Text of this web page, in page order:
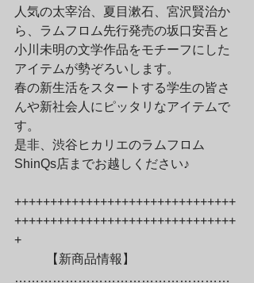
人気の太宰治、夏目漱石、宮沢賢治か
ら、ラムフロム先行発売の坂口安吾と
小川未明の文学作品をモチーフにした
アイテムが勢ぞろいします。
春の新生活をスタートする学生の皆さ
んや新社会人にピッタリなアイテムで
す。
是非、渋谷ヒカリエのラムフロム
ShinQs店までお越しください♪
+++++++++++++++++++++++++++++++
+++++++++++++++++++++++++++++++
+
……………………………………………